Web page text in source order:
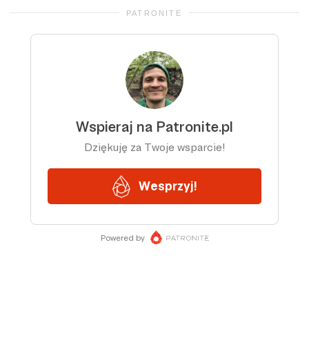
PATRONITE